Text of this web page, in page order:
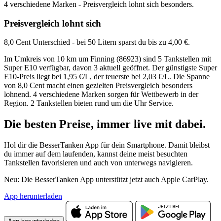
4 verschiedene Marken - Preisvergleich lohnt sich besonders.
Preisvergleich lohnt sich
8,0 Cent Unterschied - bei 50 Litern sparst du bis zu 4,00 €.
Im Umkreis von 10 km um Finning (86923) sind 5 Tankstellen mit
Super E10 verfügbar, davon 3 aktuell geöffnet. Der günstigste Super
E10-Preis liegt bei 1,95 €/L, der teuerste bei 2,03 €/L. Die Spanne
von 8,0 Cent macht einen gezielten Preisvergleich besonders
lohnend. 4 verschiedene Marken sorgen für Wettbewerb in der
Region. 2 Tankstellen bieten rund um die Uhr Service.
Die besten Preise, immer live mit dabei.
Hol dir die BesserTanken App für dein Smartphone. Damit bleibst
du immer auf dem laufenden, kannst deine meist besuchten
Tankstellen favorisieren und auch von unterwegs navigieren.
Neu: Die BesserTanken App unterstützt jetzt auch Apple CarPlay.
App herunterladen